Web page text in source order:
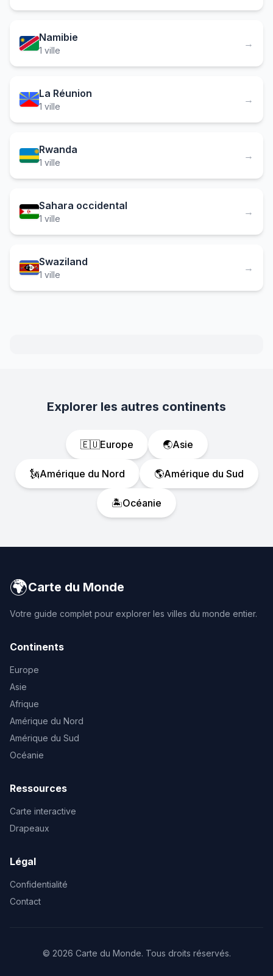
Namibie
1 ville
→
La Réunion
1 ville
→
Rwanda
1 ville
→
Sahara occidental
1 ville
→
Swaziland
1 ville
→
Explorer les autres continents
🇪🇺Europe 🌏Asie
🗽Amérique du Nord 🌎Amérique du Sud
🏝️Océanie
🌍Carte du Monde
Votre guide complet pour explorer les villes du monde entier.
Continents
Europe
Asie
Afrique
Amérique du Nord
Amérique du Sud
Océanie
Ressources
Carte interactive
Drapeaux
Légal
Confidentialité
Contact
© 2026 Carte du Monde. Tous droits réservés.